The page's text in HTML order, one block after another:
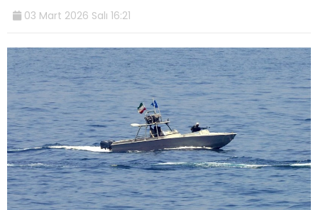
03 Mart 2026 Salı 16:21